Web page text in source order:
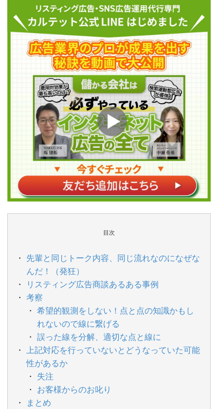
目次
先輩と同じトーク内容、同じ流れなのになぜな
んだ！（発狂）
リスティング広告商談あるある事例
考察
希望的観測をしない！点と点の知識かもし
れないので線に繋げる
誤った線を分解、適切な点と線に
上記対応を行っていないとどうなっていた可能
性があるか
失注
お客様からのお叱り
まとめ